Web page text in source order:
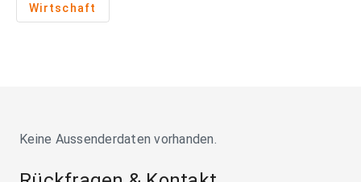
Wirtschaft
Keine Aussenderdaten vorhanden.